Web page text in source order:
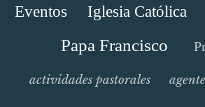
Eventos Iglesia Católica
Papa Francisco
actividades pastorales